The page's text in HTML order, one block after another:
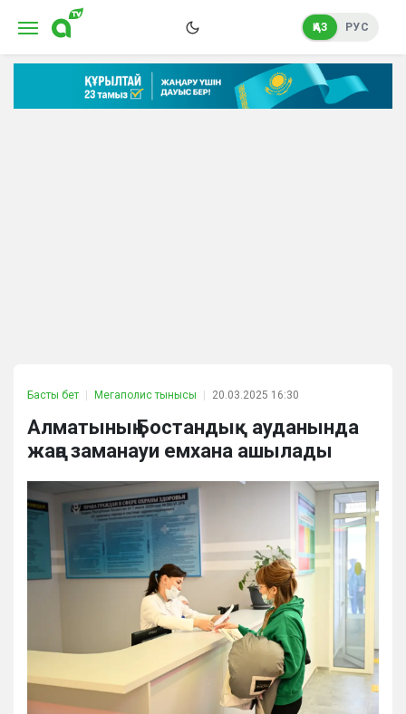
ҚАЗ РУС
Басты бет Мегаполис тынысы 20.03.2025 16:30
Алматының Бостандық ауданында
жаңа заманауи емхана ашылады